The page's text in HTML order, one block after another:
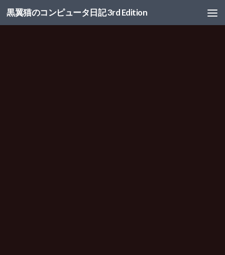
コンテンツへスキップ
黒翼猫のコンピュータ日記 3rd Edition